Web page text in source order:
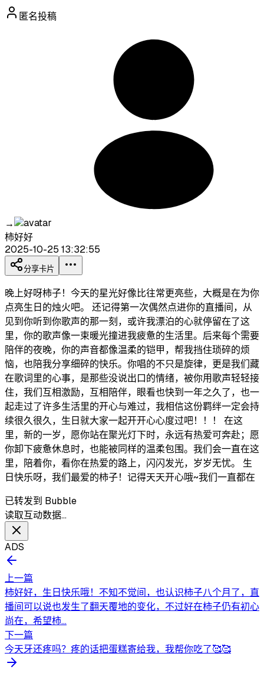
匿名投稿
→
柿好好
2025-10-25 13:32:55
分享卡片
晚上好呀柿子！今天的星光好像比往常更亮些，大概是在为你
点亮生日的烛火吧。 还记得第一次偶然点进你的直播间，从
见到你听到你歌声的那一刻，或许我漂泊的心就停留在了这
里，你的歌声像一束暖光撞进我疲惫的生活里。后来每个需要
陪伴的夜晚，你的声音都像温柔的铠甲，帮我挡住琐碎的烦
恼，也陪我分享细碎的快乐。你唱的不只是旋律，更是我们藏
在歌词里的心事，是那些没说出口的情绪，被你用歌声轻轻接
住，我们互相激励，互相陪伴，眼看也快到一年之久了，也一
起走过了许多生活里的开心与难过，我相信这份羁绊一定会持
续很久很久，生日就大家一起开开心心度过吧！！！ 在这
里，新的一岁，愿你站在聚光灯下时，永远有热爱可奔赴；愿
你卸下疲惫休息时，也能被同样的温柔包围。我们会一直在这
里，陪着你，看你在热爱的路上，闪闪发光，岁岁无忧。 生
日快乐呀，我们最爱的柿子！记得天天开心哦~我们一直都在
已转发到 Bubble
读取互动数据…
ADS
上一篇
柿好好，生日快乐哦！不知不觉间，也认识柿子八个月了，直
播间可以说也发生了翻天覆地的变化，不过好在柿子仍有初心
尚在，希望柿...
下一篇
今天牙还疼吗？疼的话把蛋糕寄给我，我帮你吃了🥰🥰